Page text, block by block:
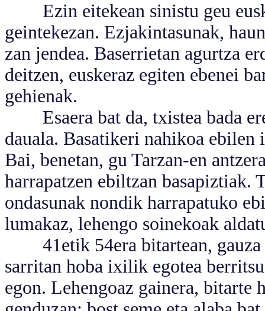
Ezin eitekean sinistu geu
geintekezan. Ezjakintasunak,
zan jendea. Baserrietan agurtza
deitzen, euskeraz egiten ebenei
gehienak.
Esaera bat da, txistea bada
dauala. Basatikeri nahikoa
Bai, benetan, gu Tarzan-en
harrapatzen ebiltzan basapiztiak.
ondasunak nondik harrapatuko
lumakaz, lehengo soinekoak
41etik 54era bitartean, gauza
sarritan hoba ixilik egotea
egon. Lehengoaz gainera, bitarte